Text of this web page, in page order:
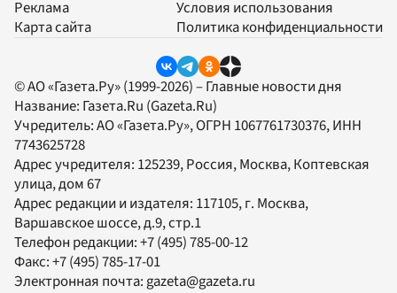
Реклама
Карта сайта
Условия использования
Политика конфиденциальности
© АО «Газета.Ру» (1999-2026) – Главные новости дня
Название: Газета.Ru (Gazeta.Ru)
Учредитель:АО «Газета.Ру», ОГРН 1067761730376, ИНН
7743625728
Адрес учредителя: 125239, Россия, Москва, Коптевская
улица, дом 67
Адрес редакции и издателя: 117105, г. Москва,
Варшавское шоссе, д.9, стр.1
Телефон редакции:+7 (495) 785-00-12
Факс:+7 (495) 785-17-01
Электронная почта: gazeta@gazeta.ru